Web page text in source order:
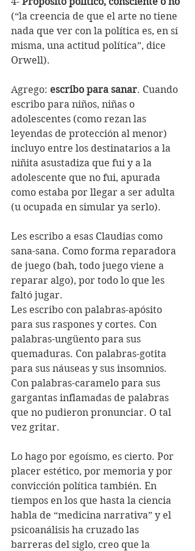
(“la creencia de que el arte no tiene
nada que ver con la política es, en sí
misma, una actitud política”, dice
Orwell).
Agrego: escribo para sanar. Cuando
escribo para niños, niñas o
adolescentes (como rezan las
leyendas de protección al menor)
incluyo entre los destinatarios a la
niñita asustadiza que fui y a la
adolescente que no fui, apurada
como estaba por llegar a ser adulta
(u ocupada en simular ya serlo).
Les escribo a esas Claudias como
sana-sana. Como forma reparadora
de juego (bah, todo juego viene a
reparar algo), por todo lo que les
faltó jugar.
Les escribo con palabras-apósito
para sus raspones y cortes. Con
palabras-ungüento para sus
quemaduras. Con palabras-gotita
para sus náuseas y sus insomnios.
Con palabras-caramelo para sus
gargantas inflamadas de palabras
que no pudieron pronunciar. O tal
vez gritar.
Lo hago por egoísmo, es cierto. Por
placer estético, por memoria y por
convicción política también. En
tiempos en los que hasta la ciencia
habla de “medicina narrativa” y el
psicoanálisis ha cruzado las
barreras del siglo, creo que la